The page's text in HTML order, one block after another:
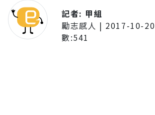
記者: 甲組
勵志感人 | 2017-10-
數:541